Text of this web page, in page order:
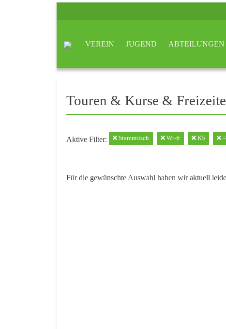
VEREIN JUGEND ABTEILUNGEN
Touren & Kurse &
Aktive Filter: Stammtisch Wt-fr K5
Für die gewünschte Auswahl haben wir aktuell